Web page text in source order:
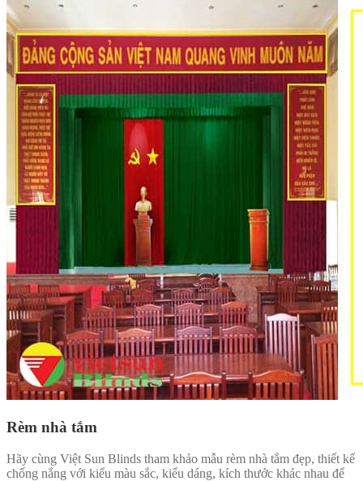
Rèm nhà tắm
Hãy cùng Việt Sun Blinds tham khảo mẫu rèm nhà tắm đẹp, thiết kế
chống nắng với kiểu màu sắc, kiểu dáng, kích thước khác nhau để